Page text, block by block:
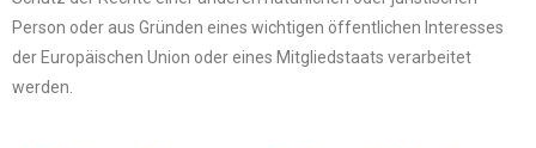
Person oder aus Gründen eines wichtigen öffentlichen Interesses
der Europäischen Union oder eines Mitgliedstaats verarbeitet
werden.